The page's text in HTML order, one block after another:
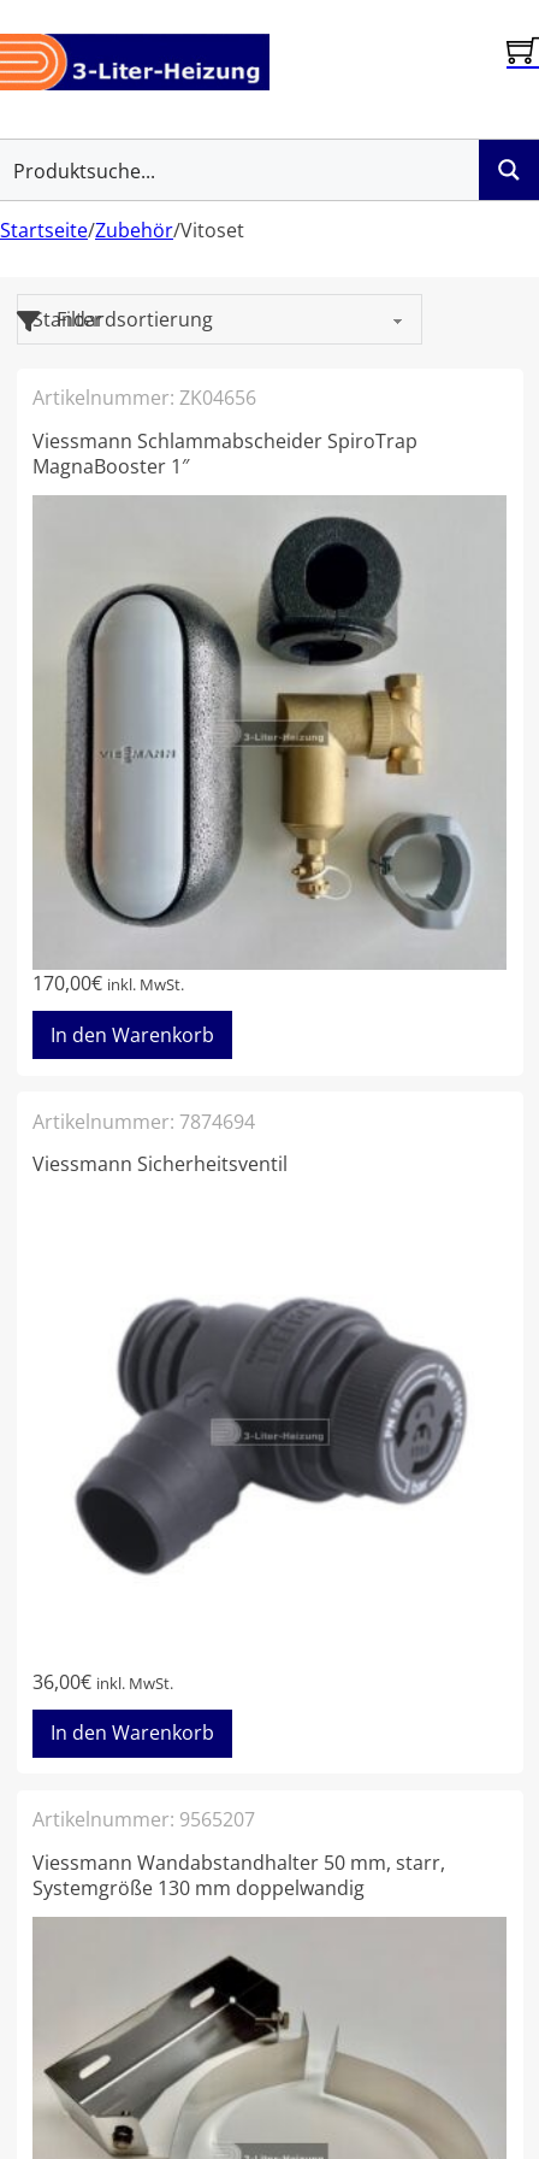
Startseite/Zubehör/Vitoset
Artikelnummer: ZK04656
Viessmann Schlammabscheider SpiroTrap
MagnaBooster 1″
170,00€ inkl. MwSt.
In den Warenkorb
Artikelnummer: 7874694
Viessmann Sicherheitsventil
36,00€ inkl. MwSt.
In den Warenkorb
Artikelnummer: 9565207
Viessmann Wandabstandhalter 50 mm, starr,
Systemgröße 130 mm doppelwandig